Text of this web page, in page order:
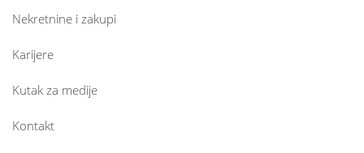
Nekretnine i zakupi
Karijere
Kutak za medije
Kontakt